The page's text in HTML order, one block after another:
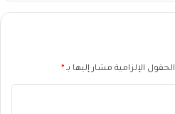
الحقول الإلزامية مشار إليها بـ *